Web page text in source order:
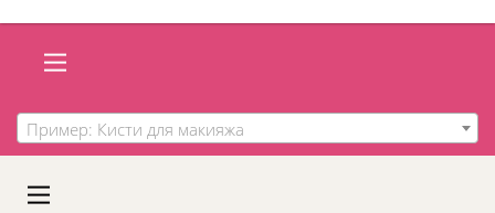
Пример: Кисти для макияжа
A
C
D